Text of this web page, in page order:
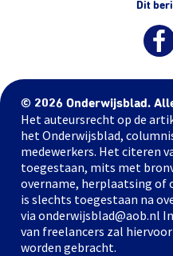
Dit
© 2026 Onderwijsblad.
Het auteursrecht op de
het Onderwijsblad,
medewerkers. Het citeren
toegestaan, mits met
overname, herplaatsing of
is slechts toegestaan na
via onderwijsblad@aob.nl
van freelancers zal
worden gebracht.